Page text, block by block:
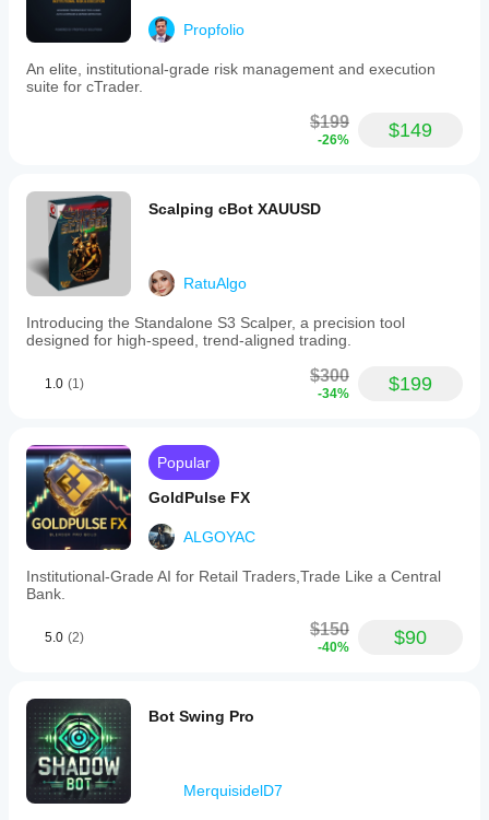
Propfolio
An elite, institutional-grade risk management and execution
suite for cTrader.
$199
-26% $149
Scalping cBot XAUUSD
RatuAlgo
Introducing the Standalone S3 Scalper, a precision tool
designed for high-speed, trend-aligned trading.
1.0 (1) $300
-34% $199
Popular
GoldPulse FX
ALGOYAC
Institutional-Grade AI for Retail Traders,Trade Like a Central
Bank.
5.0 (2) $150
-40% $90
Bot Swing Pro
MerquisidelD7